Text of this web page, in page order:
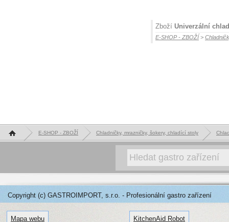
Zboží Univerzální
E-SHOP - ZBOŽÍ >
Hlavní stránka E-SHOP - ZBOŽÍ Chladničky, mrazničky, šokery, chladící stoly
Copyright (c) GASTROIMPORT, s.r.o. - Profesionální gastro zařízení
Mapa webu KitchenAid Robot